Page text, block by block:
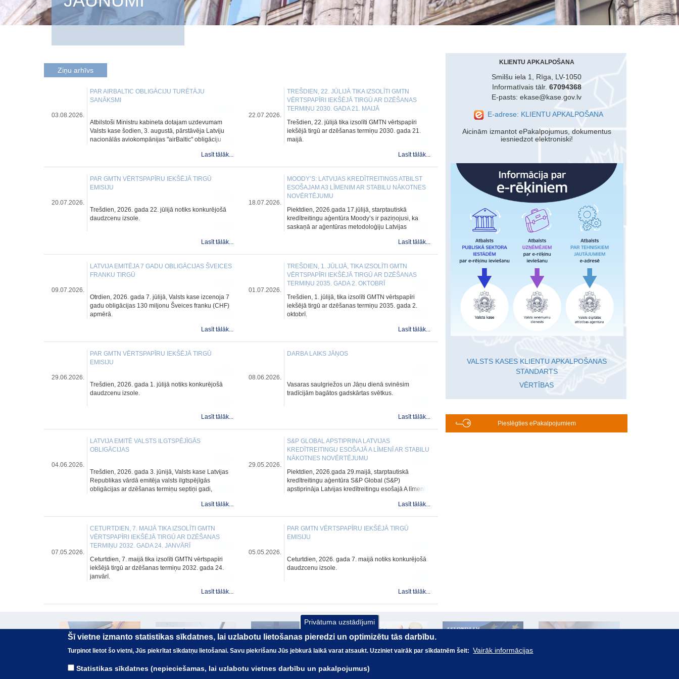
Ziņu arhīvs
03.08.2026.
PAR AIRBALTIC OBLIGĀCIJU TURĒTĀJU
SANĀKSMI
Atbilstoši Ministru kabineta dotajam uzdevumam
Valsts kase šodien, 3. augustā, pārstāvēja Latviju
nacionālās aviokompānijas "airBaltic" obligāciju
Lasīt tālāk...
22.07.2026.
TREŠDIEN, 22. JŪLIJĀ TIKA IZSOLĪTI GMTN
VĒRTSPAPĪRI IEKŠĒJĀ TIRGŪ AR DZĒŠANAS
TERMIŅU 2030. GADA 21. MAIJĀ
Trešdien, 22. jūlijā tika izsolīti GMTN vērtspapīri
iekšējā tirgū ar dzēšanas termiņu 2030. gada 21.
maijā.
Lasīt tālāk...
20.07.2026.
PAR GMTN VĒRTSPAPĪRU IEKŠĒJĀ TIRGŪ
EMISIJU
Trešdien, 2026. gada 22. jūlijā notiks konkurējošā
daudzcenu izsole.
Lasīt tālāk...
18.07.2026.
MOODY’S: LATVIJAS KREDĪTREITINGS ATBILST
ESOŠAJAM A3 LĪMENIM AR STABILU NĀKOTNES
NOVĒRTĒJUMU
Piektdien, 2026.gada 17.jūlijā, starptautiskā
kredītreitingu aģentūra Moody’s ir paziņojusi, ka
saskaņā ar aģentūras metodoloģiju Latvijas
Lasīt tālāk...
09.07.2026.
LATVIJA EMITĒJA 7 GADU OBLIGĀCIJAS ŠVEICES
FRANKU TIRGŪ
Otrdien, 2026. gada 7. jūlijā, Valsts kase izcenoja 7
gadu obligācijas 130 miljonu Šveices franku (CHF)
apmērā.
Lasīt tālāk...
01.07.2026.
TREŠDIEN, 1. JŪLIJĀ, TIKA IZSOLĪTI GMTN
VĒRTSPAPĪRI IEKŠĒJĀ TIRGŪ AR DZĒŠANAS
TERMIŅU 2035. GADA 2. OKTOBRĪ
Trešdien, 1. jūlijā, tika izsolīti GMTN vērtspapīri
iekšējā tirgū ar dzēšanas termiņu 2035. gada 2.
oktobrī.
Lasīt tālāk...
29.06.2026.
PAR GMTN VĒRTSPAPĪRU IEKŠĒJĀ TIRGŪ
EMISIJU
Trešdien, 2026. gada 1. jūlijā notiks konkurējošā
daudzcenu izsole.
Lasīt tālāk...
08.06.2026.
DARBA LAIKS JĀŅOS
Vasaras saulgriežos un Jāņu dienā svinēsim
tradīcijām bagātos gadskārtas svētkus.
Lasīt tālāk...
04.06.2026.
LATVIJA EMITĒ VALSTS ILGTSPĒJĪGĀS
OBLIGĀCIJAS
Trešdien, 2026. gada 3. jūnijā, Valsts kase Latvijas
Republikas vārdā emitēja valsts ilgtspējīgās
obligācijas ar dzēšanas termiņu septiņi gadi,
ienesīgumu 3,525% un fiksējot kupona likmi
3,500%.
Lasīt tālāk...
29.05.2026.
S&P GLOBAL APSTIPRINA LATVIJAS
KREDĪTREITINGU ESOŠAJĀ A LĪMENĪ AR STABILU
NĀKOTNES NOVĒRTĒJUMU
Piektdien, 2026.gada 29.maijā, starptautiskā
kredītreitingu aģentūra S&P Global (S&P)
apstiprināja Latvijas kredītreitingu esošajā A līmenī
Lasīt tālāk...
07.05.2026.
CETURTDIEN, 7. MAIJĀ TIKA IZSOLĪTI GMTN
VĒRTSPAPĪRI IEKŠĒJĀ TIRGŪ AR DZĒŠANAS
TERMIŅU 2032. GADA 24. JANVĀRĪ
Ceturtdien, 7. maijā tika izsolīti GMTN vērtspapīri
iekšējā tirgū ar dzēšanas termiņu 2032. gada 24.
janvārī.
Lasīt tālāk...
05.05.2026.
PAR GMTN VĒRTSPAPĪRU IEKŠĒJĀ TIRGŪ
EMISIJU
Ceturtdien, 2026. gada 7. maijā notiks konkurējošā
daudzcenu izsole.
Lasīt tālāk...
KLIENTU APKALPOŠANA
Smilšu iela 1, Rīga, LV-1050
Informatīvais tālr. 67094368
E-pasts: ekase@kase.gov.lv
E-adrese: KLIENTU APKALPOŠANA
Aicinām izmantot ePakalpojumus, dokumentus
iesniedzot elektroniski!
VALSTS KASES KLIENTU APKALPOŠANAS
STANDARTS
VĒRTĪBAS
Pieslēgties ePakalpojumiem
Privātuma uzstādījumi
Šī vietne izmanto statistikas sīkdatnes, lai uzlabotu lietošanas pieredzi un optimizētu tās darbību.
Turpinot lietot šo vietni, Jūs piekrītat sīkdatņu lietošanai. Savu piekrišanu Jūs jebkurā laikā varat atsaukt. Uzziniet vairāk par sīkdatnēm šeit: Vairāk informācijas
Statistikas sīkdatnes (nepieciešamas, lai uzlabotu vietnes darbību un pakalpojumus)